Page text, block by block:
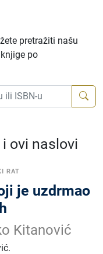
pretražiti našu
po
ovi naslovi
RAT
je uzdrmao
Kitanović
.